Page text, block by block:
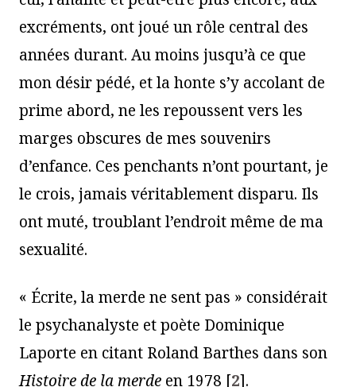
excréments, ont joué un rôle central des
années durant. Au moins jusqu’à ce que
mon désir pédé, et la honte s’y accolant de
prime abord, ne les repoussent vers les
marges obscures de mes souvenirs
d’enfance. Ces penchants n’ont pourtant, je
le crois, jamais véritablement disparu. Ils
ont muté, troublant l’endroit même de ma
sexualité.
« Écrite, la merde ne sent pas » considérait
le psychanalyste et poète Dominique
Laporte en citant Roland Barthes dans son
Histoire de la merde en 1978 [2].